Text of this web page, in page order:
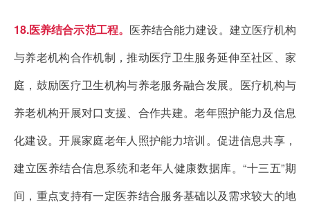
18.医养结合示范工程。 医养结合能力建设。建立医疗机构
与养老机构合作机制，推动医疗卫生服务延伸至社区、家
庭，鼓励医疗卫生机构与养老服务融合发展。医疗机构与
养老机构开展对口支援、合作共建。老年照护能力及信息
化建设。开展家庭老年人照护能力培训。促进信息共享，
建立医养结合信息系统和老年人健康数据库。“十三五”期
间，重点支持有一定医养结合服务基础以及需求较大的地